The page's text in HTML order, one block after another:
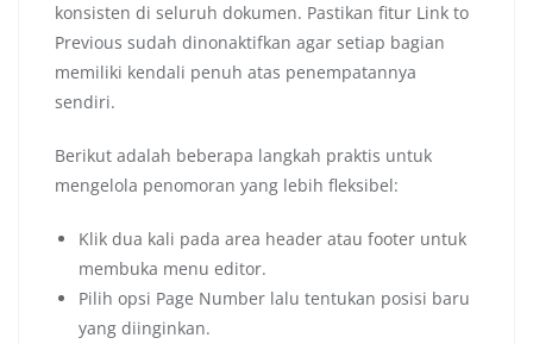
konsisten di seluruh dokumen. Pastikan fitur Link to
Previous sudah dinonaktifkan agar setiap bagian
memiliki kendali penuh atas penempatannya
sendiri.
Berikut adalah beberapa langkah praktis untuk
mengelola penomoran yang lebih fleksibel:
Klik dua kali pada area header atau footer untuk
membuka menu editor.
Pilih opsi Page Number lalu tentukan posisi baru
yang diinginkan.